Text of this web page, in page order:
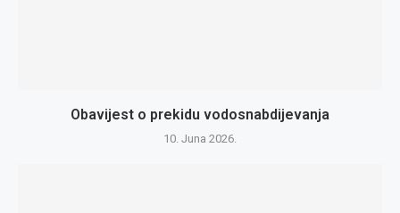
Obavijest o prekidu vodosnabdijevanja
10. Juna 2026.